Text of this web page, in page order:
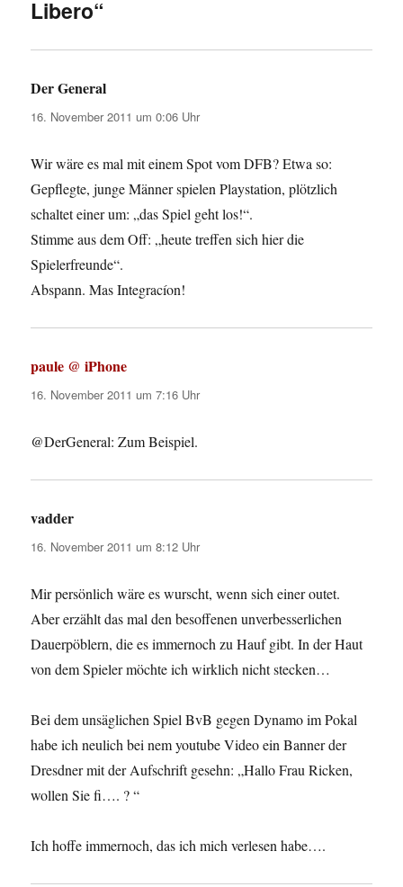
Libero“
Der General
16. November 2011 um 0:06 Uhr
Wir wäre es mal mit einem Spot vom DFB? Etwa so:
Gepflegte, junge Männer spielen Playstation, plötzlich
schaltet einer um: „das Spiel geht los!“.
Stimme aus dem Off: „heute treffen sich hier die
Spielerfreunde“.
Abspann. Mas Integracíon!
paule @ iPhone
16. November 2011 um 7:16 Uhr
@DerGeneral: Zum Beispiel.
vadder
16. November 2011 um 8:12 Uhr
Mir persönlich wäre es wurscht, wenn sich einer outet.
Aber erzählt das mal den besoffenen unverbesserlichen
Dauerpöblern, die es immernoch zu Hauf gibt. In der Haut
von dem Spieler möchte ich wirklich nicht stecken…
Bei dem unsäglichen Spiel BvB gegen Dynamo im Pokal
habe ich neulich bei nem youtube Video ein Banner der
Dresdner mit der Aufschrift gesehn: „Hallo Frau Ricken,
wollen Sie fi…. ? “
Ich hoffe immernoch, das ich mich verlesen habe….